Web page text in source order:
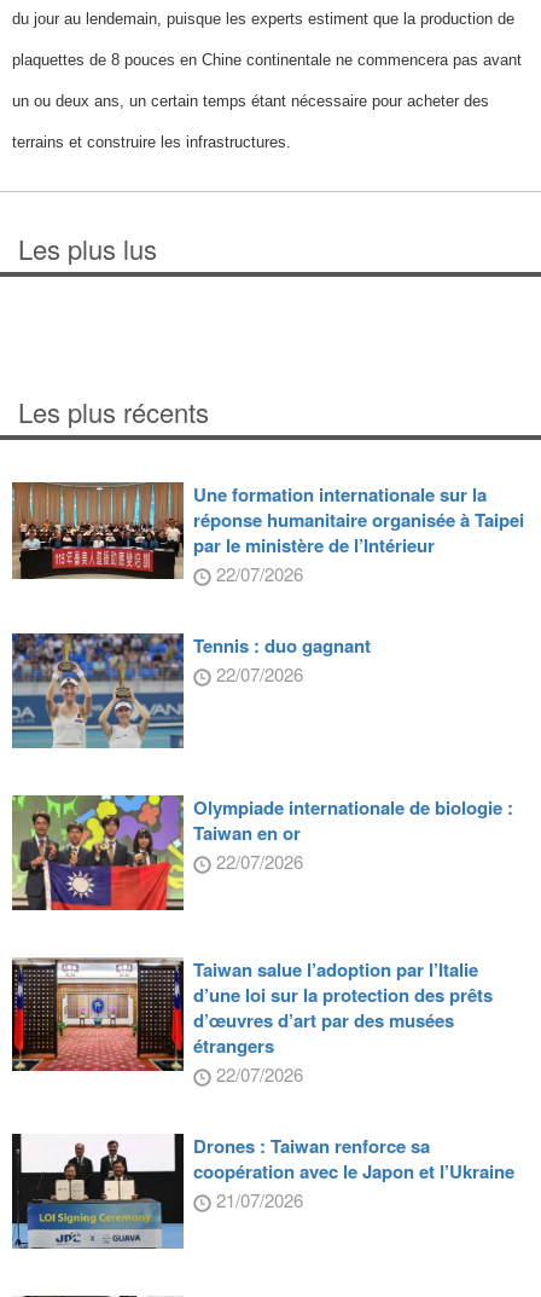
du jour au lendemain, puisque les experts estiment que la production de
plaquettes de 8 pouces en Chine continentale ne commencera pas avant
un ou deux ans, un certain temps étant nécessaire pour acheter des
terrains et construire les infrastructures.
Les plus lus
Les plus récents
Une formation internationale sur la
réponse humanitaire organisée à Taipei
par le ministère de l’Intérieur
22/07/2026
Tennis : duo gagnant
22/07/2026
Olympiade internationale de biologie :
Taiwan en or
22/07/2026
Taiwan salue l’adoption par l’Italie
d’une loi sur la protection des prêts
d’œuvres d’art par des musées
étrangers
22/07/2026
Drones : Taiwan renforce sa
coopération avec le Japon et l’Ukraine
21/07/2026